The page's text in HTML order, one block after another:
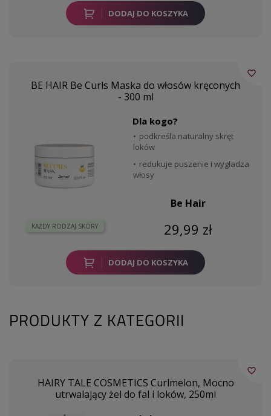
DODAJ DO KOSZYKA
BE HAIR Be Curls Maska do włosów kręconych
- 300 ml
KAŻDY RODZAJ SKÓRY
Dla kogo?
podkreśla naturalny skręt
loków
redukuje puszenie i wygładza
włosy
Be Hair
29,99 zł
DODAJ DO KOSZYKA
favorite_border
PRODUKTY Z KATEGORII
HAIRY TALE COSMETICS Curlmelon, Mocno
utrwalający żel do fal i loków, 250ml
favorite_border